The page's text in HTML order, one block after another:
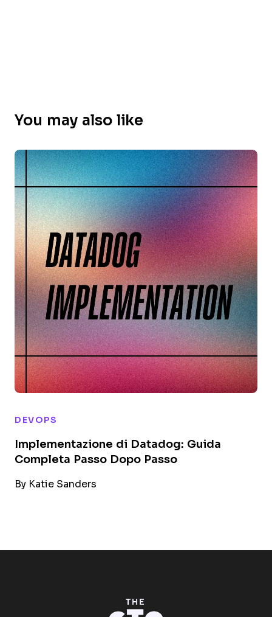
You may also like
DEVOPS
Implementazione di Datadog: Guida
Completa Passo Dopo Passo
By Katie Sanders